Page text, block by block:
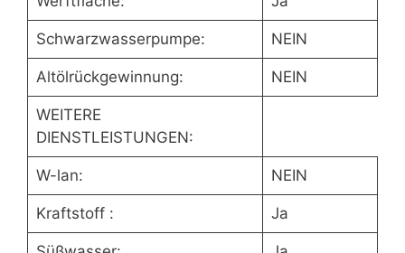
Schwarzwasserpumpe: NEIN
Altölrückgewinnung: NEIN
WEITERE
DIENSTLEISTUNGEN:
W-lan: NEIN
Kraftstoff : Ja